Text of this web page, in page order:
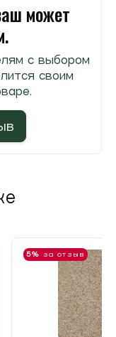
может
с выбором
своим
5% за отзыв